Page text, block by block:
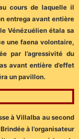
cours de laquelle il
entrega avant entière
Vénézuélien étala sa
une faena volontaire,
par l’agressivité du
avant entière d’effet
un pavillon.
à Villalba au second
à l’organisateur